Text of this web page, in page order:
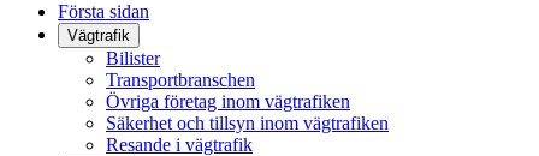
Första sidan
Vägtrafik
Bilister
Transportbranschen
Övriga företag inom vägtrafiken
Säkerhet och tillsyn inom vägtrafiken
Resande i vägtrafik